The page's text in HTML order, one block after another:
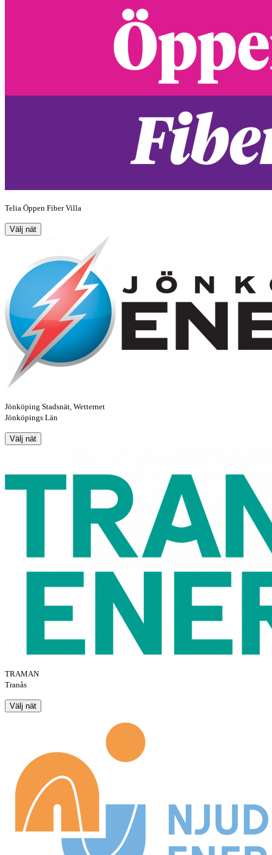
Telia Öppen Fiber Villa
Välj nät
Jönköping Stadsnät, Wetternet
Jönköpings Län
Välj nät
TRAMAN
Tranås
Välj nät